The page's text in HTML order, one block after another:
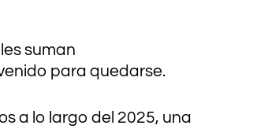
suman
para quedarse.
a lo largo del 2025, una